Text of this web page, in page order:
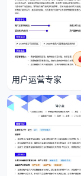
用户运营专家